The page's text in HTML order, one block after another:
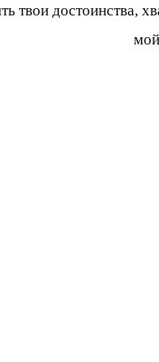
твои достоинства,